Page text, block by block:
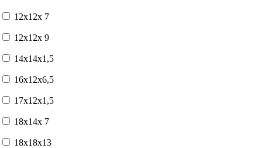
12x12x 7
12x12x 9
14x14x1,5
16x12x6,5
17x12x1,5
18x14x 7
18x18x13